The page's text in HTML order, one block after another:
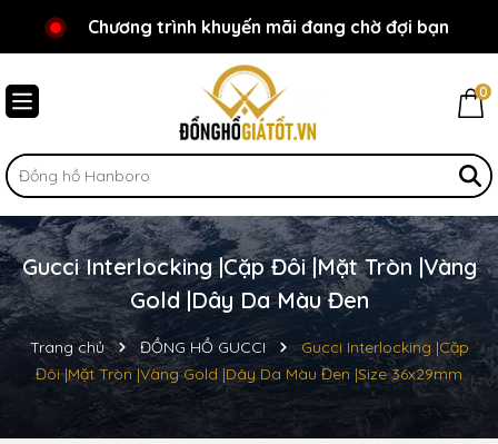
Chào mừng bạn đến với Đồnghồgiátốt.vn!
Chương trình khuyến mãi đang chờ đợi bạn
0
Gucci Interlocking |Cặp Đôi |Mặt Tròn |Vàng
Gold |Dây Da Màu Đen
Trang chủ ĐỒNG HỒ GUCCI
Gucci Interlocking |Cặp
Đôi |Mặt Tròn |Vàng Gold |Dây Da Màu Đen |Size 36x29mm